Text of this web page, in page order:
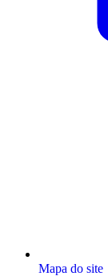
Mapa do site